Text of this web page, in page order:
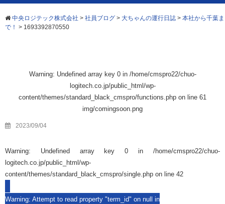
中央ロジテック株式会社 > 社員ブログ > 大ちゃんの運行日誌 > 本社から千葉ま
で！ > 1693392870550
Warning: Undefined array key 0 in /home/cmspro22/chuo-
logitech.co.jp/public_html/wp-
content/themes/standard_black_cmspro/functions.php on line 61
img/comingsoon.png
2023/09/04
Warning: Undefined array key 0 in /home/cmspro22/chuo-
logitech.co.jp/public_html/wp-
content/themes/standard_black_cmspro/single.php on line 42
Warning: Attempt to read property "term_id" on null in